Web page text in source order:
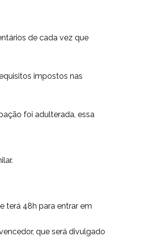
de cada vez que
impostos nas
foi adulterada, essa
terá 48h para entrar em
que será divulgado